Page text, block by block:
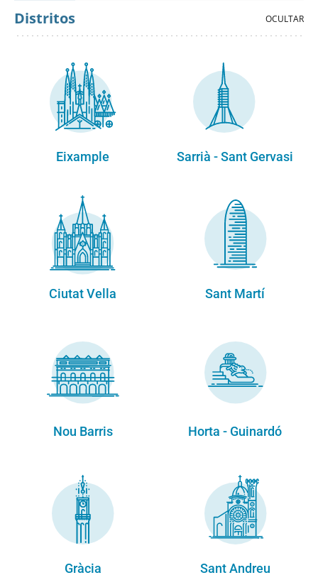
Distritos
Eixample Sarrià - Sant Gervasi
Ciutat Vella Sant Martí
Nou Barris Horta - Guinardó
Gràcia Sant Andreu